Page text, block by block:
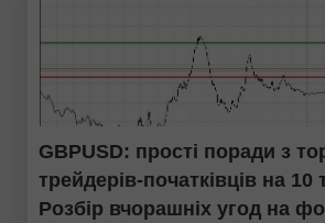
GBPUSD: прості поради з
трейдерів-початківців на 10
Розбір вчорашніх угод на